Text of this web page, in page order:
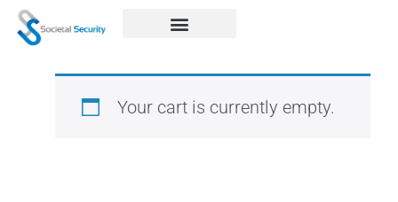
Your cart is currently empty.